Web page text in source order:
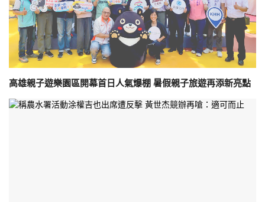
高雄親子遊樂園區開幕首日人氣爆棚 暑假親子旅遊再添新亮點